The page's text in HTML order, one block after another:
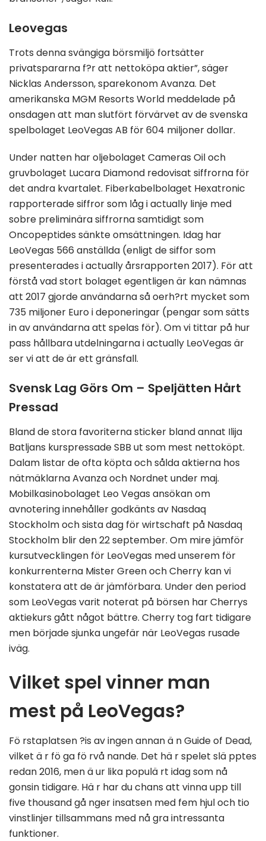
Leovegas
Trots denna svängiga börsmiljö fortsätter
privatspararna f?r att nettoköpa aktier”, säger
Nicklas Andersson, sparekonom Avanza. Det
amerikanska MGM Resorts World meddelade på
onsdagen att man slutfört förvärvet av de svenska
spelbolaget LeoVegas AB för 604 miljoner dollar.
Under natten har oljebolaget Cameras Oil och
gruvbolaget Lucara Diamond redovisat siffrorna för
det andra kvartalet. Fiberkabelbolaget Hexatronic
rapporterade siffror som låg i actually linje med
sobre preliminära siffrorna samtidigt som
Oncopeptides sänkte omsättningen. Idag har
LeoVegas 566 anställda (enligt de siffor som
presenterades i actually årsrapporten 2017). För att
förstå vad stort bolaget egentligen är kan nämnas
att 2017 gjorde användarna så oerh?rt mycket som
735 miljoner Euro i deponeringar (pengar som sätts
in av användarna att spelas för). Om vi tittar på hur
pass hållbara utdelningarna i actually LeoVegas är
ser vi att de är ett gränsfall.
Svensk Lag Görs Om – Speljätten Hårt
Pressad
Bland de stora favoriterna sticker bland annat Ilija
Batljans kurspressade SBB ut som mest nettoköpt.
Dalam listar de ofta köpta och sålda aktierna hos
nätmäklarna Avanza och Nordnet under maj.
Mobilkasinobolaget Leo Vegas ansökan om
avnotering innehåller godkänts av Nasdaq
Stockholm och sista dag för wirtschaft på Nasdaq
Stockholm blir den 22 september. Om mire jämför
kursutvecklingen för LeoVegas med unserem för
konkurrenterna Mister Green och Cherry kan vi
konstatera att de är jämförbara. Under den period
som LeoVegas varit noterat på börsen har Cherrys
aktiekurs gått något bättre. Cherry tog fart tidigare
men började sjunka ungefär när LeoVegas rusade
iväg.
Vilket spel vinner man
mest på LeoVegas?
Fö rstaplatsen ?is av ingen annan ä n Guide of Dead,
vilket ä r fö ga fö rvå nande. Det hä r spelet slä pptes
redan 2016, men ä ur lika populä rt idag som nå
gonsin tidigare. Hä r har du chans att vinna upp till
five thousand gå nger insatsen med fem hjul och tio
vinstlinjer tillsammans med nå gra intressanta
funktioner.